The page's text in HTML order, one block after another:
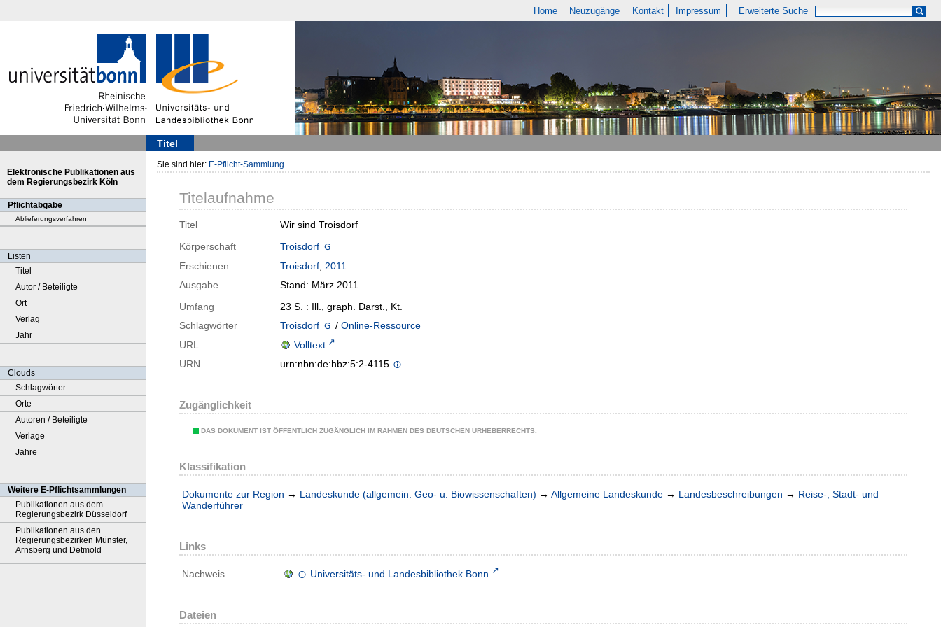
Home Neuzugänge Kontakt Impressum Erweiterte Suche
Titel
Elektronische Publikationen aus
dem Regierungsbezirk Köln
Pflichtabgabe
Ablieferungsverfahren
Listen
Titel
Autor / Beteiligte
Ort
Verlag
Jahr
Clouds
Schlagwörter
Orte
Autoren / Beteiligte
Verlage
Jahre
Weitere E-Pflichtsammlungen
Publikationen aus dem
Regierungsbezirk Düsseldorf
Publikationen aus den
Regierungsbezirken Münster,
Arnsberg und Detmold
Sie sind hier: E-Pflicht-Sammlung
Titelaufnahme
Titel
Wir sind Troisdorf
Körperschaft
Troisdorf
Erschienen
Troisdorf, 2011
Ausgabe
Stand: März 2011
Umfang
23 S. : Ill., graph. Darst., Kt.
Schlagwörter
Troisdorf / Online-Ressource
URL
Volltext
URN
urn:nbn:de:hbz:5:2-4115
Zugänglichkeit
DAS DOKUMENT IST ÖFFENTLICH ZUGÄNGLICH IM RAHMEN DES DEUTSCHEN URHEBERRECHTS.
Klassifikation
Dokumente zur Region → Landeskunde (allgemein. Geo- u. Biowissenschaften) → Allgemeine Landeskunde → Landesbeschreibungen → Reise-, Stadt- und
Wanderführer
Links
Nachweis Universitäts- und Landesbibliothek Bonn
Dateien